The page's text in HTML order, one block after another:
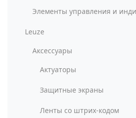
Элементы управления и
Leuze
Аксессуары
Актуаторы
Защитные экраны
Ленты со штрих-кодом